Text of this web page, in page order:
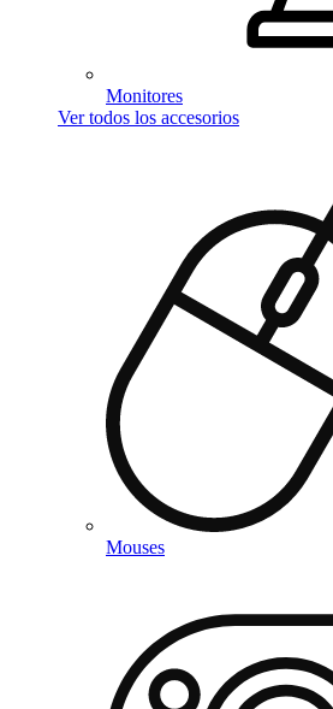
Monitores
Ver todos los accesorios
Mouses